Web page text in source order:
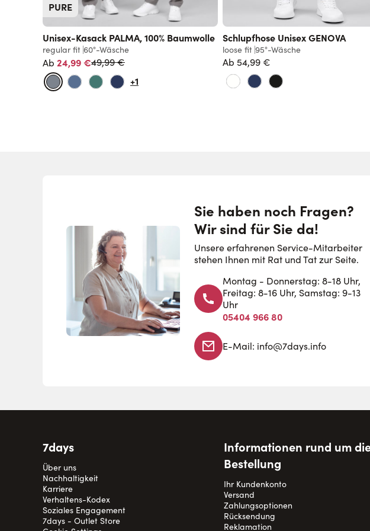
PURE
Unisex-Kasack PALMA, 100% Baumwolle
regular fit 60°-Wäsche
Ab 24,99 €Normalpreis
49,99 €
+1
Schlupfhose Unisex GENOVA
loose fit 95°-Wäsche
Ab 54,99 €
Sie haben noch Fragen?
Wir sind für Sie da!
Unsere erfahrenen Service-Mitarbeiter
stehen Ihnen mit Rat und Tat zur Seite.
Montag - Donnerstag: 8-18 Uhr,
Freitag: 8-16 Uhr, Samstag: 9-13
Uhr
05404 966 80
E-Mail: info@7days.info
7days
Über uns
Nachhaltigkeit
Karriere
Verhaltens-Kodex
Soziales Engagement
7days - Outlet Store
Informationen rund um
Bestellung
Ihr Kundenkonto
Versand
Zahlungsoptionen
Rücksendung
Reklamation